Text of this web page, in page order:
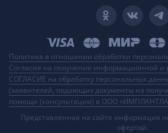
Политика в отношении обработки
Согласие на получение информационной и
СОГЛАСИЕ на обработку персональных
(заявителей, подающих документы на
помощи (консультации) в ООО
Представленная на сайте информация
офертой.